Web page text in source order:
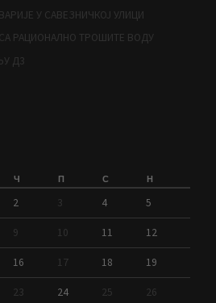
У САВЕЗНИЧКОЈ УЛИЦИ
РАЦИОНАЛНО ТРОШИТЕ ВОДУ
Д3
Ч П С Н
2 3 4 5
9 10 11 12
16 17 18 19
23 24 25 26